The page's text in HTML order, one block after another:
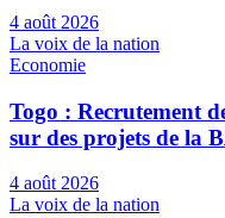
4 août 2026
La voix de la nation
Economie
Togo : Recrutement
sur des projets de la
4 août 2026
La voix de la nation